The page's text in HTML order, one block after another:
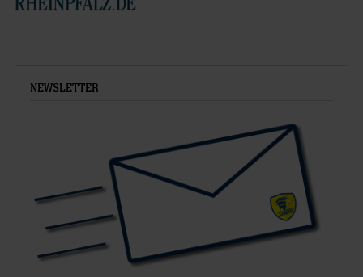
NEWSLETTER